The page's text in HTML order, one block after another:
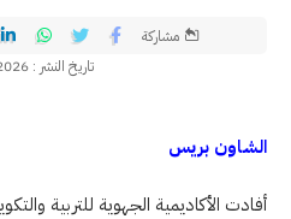
تاريخ النشر : 04/06/2026
مشاركة
الشاون بريس
أفادت الأكاديمية الجهوية للتربية